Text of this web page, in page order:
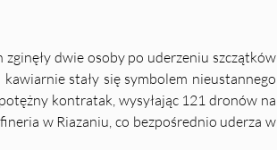
dwie osoby po uderzeniu szczątków
stały się symbolem nieustannego
kontratak, wysyłając 121 dronów na
w Riazaniu, co bezpośrednio uderza w